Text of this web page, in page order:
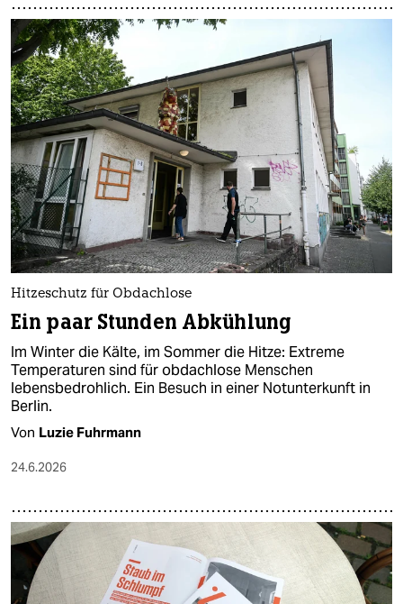
Hitzeschutz für Obdachlose
Ein paar Stunden Abkühlung
Im Winter die Kälte, im Sommer die Hitze: Extreme
Temperaturen sind für obdachlose Menschen
lebensbedrohlich. Ein Besuch in einer Notunterkunft in
Berlin.
Von Luzie Fuhrmann
24.6.2026